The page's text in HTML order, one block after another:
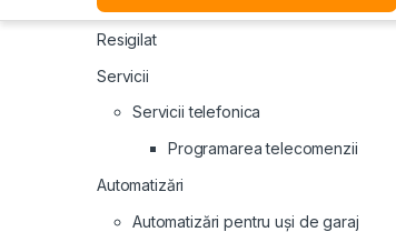
Resigilat
Servicii
Servicii telefonica
Programarea telecomenzii
Automatizări
Automatizări pentru uși de garaj